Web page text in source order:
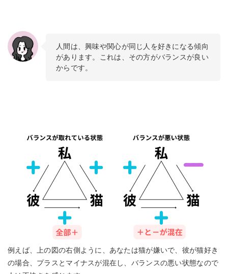
人間は、興味や関心が同じ人を好きになる傾向
があります。これは、その方がバランスが良い
からです。
例えば、上の図の右側ように、あなたは猫が嫌いで、彼が猫好き
の場合、プラスとマイナスが混在し、バランスの悪い状態なので